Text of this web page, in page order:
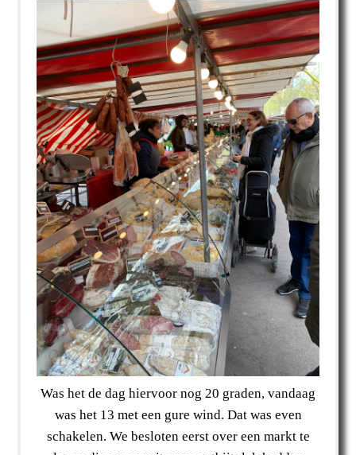
Was het de dag hiervoor nog 20 graden, vandaag
was het 13 met een gure wind. Dat was even
schakelen. We besloten eerst over een markt te